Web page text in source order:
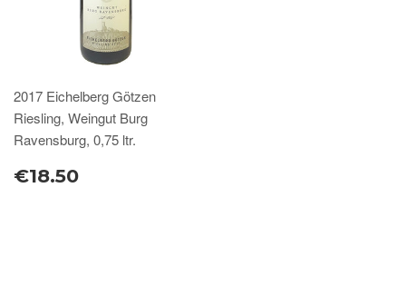
2017 Eichelberg Götzen
Riesling, Weingut Burg
Ravensburg, 0,75 ltr.
€18.50